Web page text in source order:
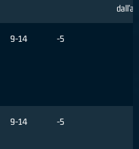
9-14 -5
9-14 -5